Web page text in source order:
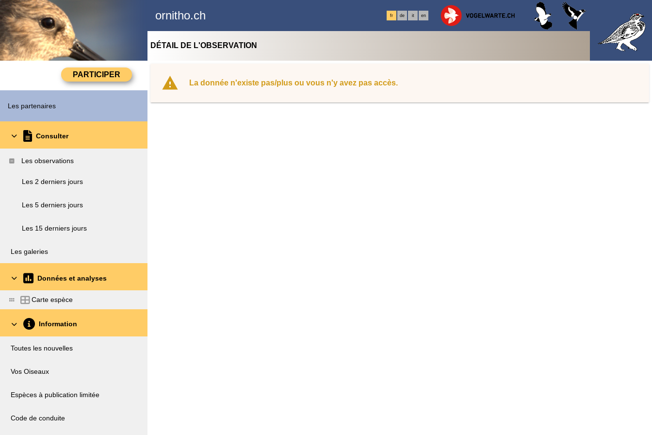
ornitho.ch fr de it en
Les partenaires
Consulter
Les observations
Les 2 derniers jours
Les 5 derniers jours
Les 15 derniers jours
Les galeries
Données et analyses
Carte espèce
Information
Toutes les nouvelles
Vos Oiseaux
Espèces à publication limitée
Code de conduite
DÉTAIL DE L'OBSERVATION
La donnée n'existe pas/plus ou vous n'y avez pas accès.